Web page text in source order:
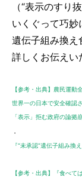
（“表示のすり
いくぐって巧
遺伝子組み換え
詳しくお伝えい
【参考・出典】農民運動
世界一の日本で安全確認
「表示」拒む政府の論拠
・
『“未承認”遺伝子組み換
【参考・出典】『食べて